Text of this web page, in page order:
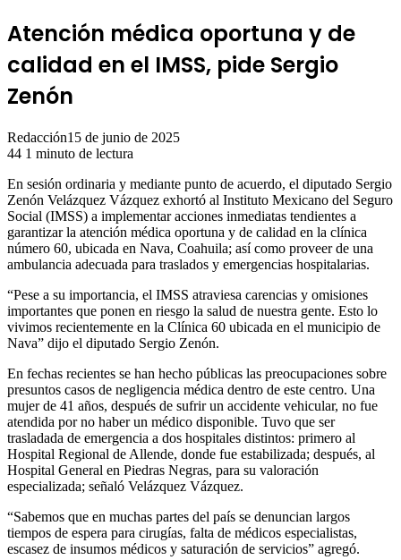
Atención médica oportuna y de
calidad en el IMSS, pide Sergio
Zenón
Redacción15 de junio de 2025
44 1 minuto de lectura
En sesión ordinaria y mediante punto de acuerdo, el diputado Sergio
Zenón Velázquez Vázquez exhortó al Instituto Mexicano del Seguro
Social (IMSS) a implementar acciones inmediatas tendientes a
garantizar la atención médica oportuna y de calidad en la clínica
número 60, ubicada en Nava, Coahuila; así como proveer de una
ambulancia adecuada para traslados y emergencias hospitalarias.
“Pese a su importancia, el IMSS atraviesa carencias y omisiones
importantes que ponen en riesgo la salud de nuestra gente. Esto lo
vivimos recientemente en la Clínica 60 ubicada en el municipio de
Nava” dijo el diputado Sergio Zenón.
En fechas recientes se han hecho públicas las preocupaciones sobre
presuntos casos de negligencia médica dentro de este centro. Una
mujer de 41 años, después de sufrir un accidente vehicular, no fue
atendida por no haber un médico disponible. Tuvo que ser
trasladada de emergencia a dos hospitales distintos: primero al
Hospital Regional de Allende, donde fue estabilizada; después, al
Hospital General en Piedras Negras, para su valoración
especializada; señaló Velázquez Vázquez.
“Sabemos que en muchas partes del país se denuncian largos
tiempos de espera para cirugías, falta de médicos especialistas,
escasez de insumos médicos y saturación de servicios” agregó.